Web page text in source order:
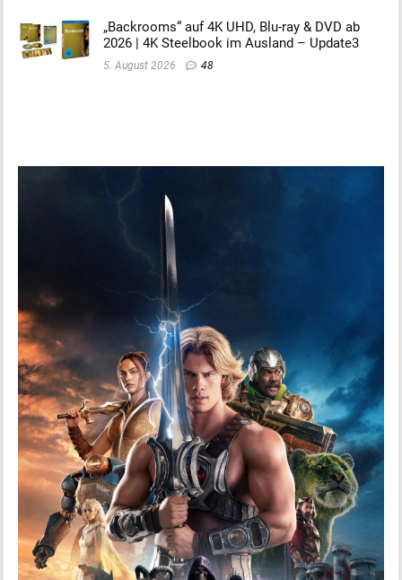
„Backrooms“ auf 4K UHD, Blu-ray & DVD ab
2026 | 4K Steelbook im Ausland – Update3
5. August 2026 48